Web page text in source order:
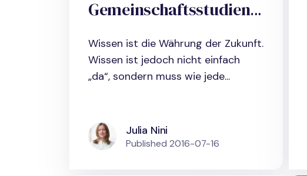
Gemeinschaftsstudien
kostengünstiger
wertvolles Wissen
Wissen ist die Währung der Zukunft.
Wissen ist jedoch nicht einfach
„da“, sondern muss wie jede...
Julia Nini
Published 2016-07-16